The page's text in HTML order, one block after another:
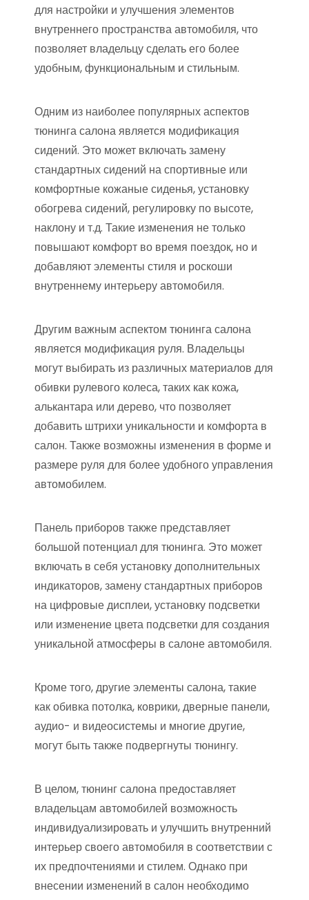
для настройки и улучшения элементов
внутреннего пространства автомобиля, что
позволяет владельцу сделать его более
удобным, функциональным и стильным.
Одним из наиболее популярных аспектов
тюнинга салона является модификация
сидений. Это может включать замену
стандартных сидений на спортивные или
комфортные кожаные сиденья, установку
обогрева сидений, регулировку по высоте,
наклону и т.д. Такие изменения не только
повышают комфорт во время поездок, но и
добавляют элементы стиля и роскоши
внутреннему интерьеру автомобиля.
Другим важным аспектом тюнинга салона
является модификация руля. Владельцы
могут выбирать из различных материалов для
обивки рулевого колеса, таких как кожа,
алькантара или дерево, что позволяет
добавить штрихи уникальности и комфорта в
салон. Также возможны изменения в форме и
размере руля для более удобного управления
автомобилем.
Панель приборов также представляет
большой потенциал для тюнинга. Это может
включать в себя установку дополнительных
индикаторов, замену стандартных приборов
на цифровые дисплеи, установку подсветки
или изменение цвета подсветки для создания
уникальной атмосферы в салоне автомобиля.
Кроме того, другие элементы салона, такие
как обивка потолка, коврики, дверные панели,
аудио- и видеосистемы и многие другие,
могут быть также подвергнуты тюнингу.
В целом, тюнинг салона предоставляет
владельцам автомобилей возможность
индивидуализировать и улучшить внутренний
интерьер своего автомобиля в соответствии с
их предпочтениями и стилем. Однако при
внесении изменений в салон необходимо